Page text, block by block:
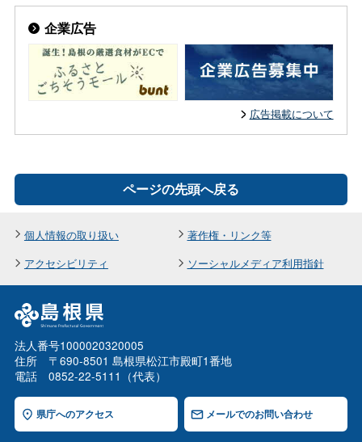
企業広告
広告掲載について
ページの先頭へ戻る
個人情報の取り扱い
著作権・リンク等
アクセシビリティ
ソーシャルメディア利用指針
法人番号1000020320005
住所 〒690-8501 島根県松江市殿町1番地
電話 0852-22-5111（代表）
県庁へのアクセス メールでのお問い合わせ